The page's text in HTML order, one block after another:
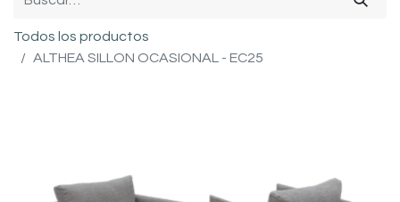
Todos los productos
ALTHEA SILLON OCASIONAL - EC25